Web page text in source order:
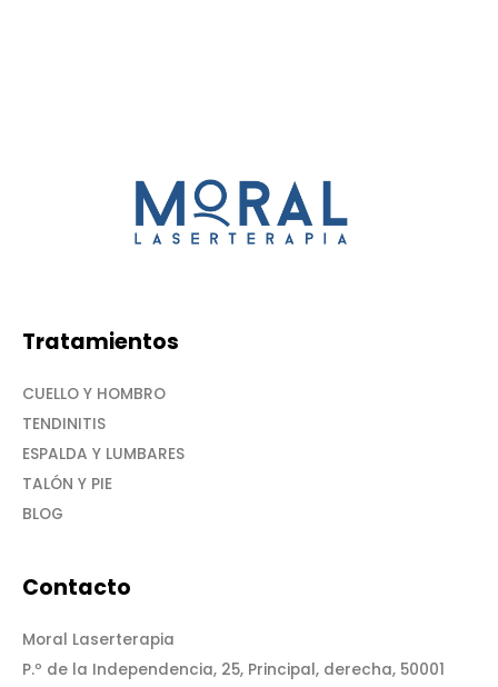
Tratamientos
CUELLO Y HOMBRO
TENDINITIS
ESPALDA Y LUMBARES
TALÓN Y PIE
BLOG
Contacto
Moral Laserterapia
P.º de la Independencia, 25, Principal, derecha, 50001